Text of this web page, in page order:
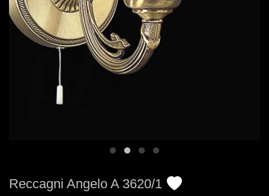
Reccagni Angelo A 3620/1